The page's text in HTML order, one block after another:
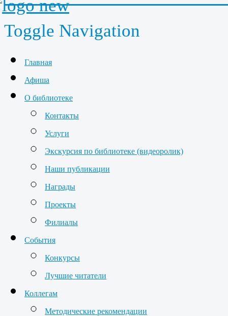
Toggle Navigation
Главная
Афиша
О библиотеке
Контакты
Услуги
Экскурсия по библиотеке (видеоролик)
Наши публикации
Награды
Проекты
Филиалы
События
Конкурсы
Лучшие читатели
Коллегам
Методические рекомендации